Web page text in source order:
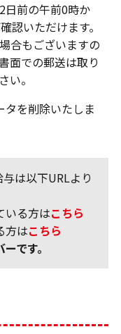
日前の午前0時か
認いただけます。
合もございますの
面での郵送は取り
い。
タを削除いたしま
は以下URLより
いる方はこちら
方はこちら
です。